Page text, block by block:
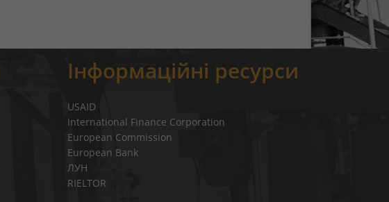
Інформаційні ресурси
USAID
International Finance Corporation
European Commission
European Bank
ЛУН
RIELTOR